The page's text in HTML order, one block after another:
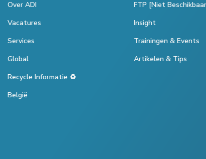
Over ADI
Vacatures
Services
Global
Recycle Informatie ♻️
België
FTP [Niet
Insight
Trainingen & Events
Artikelen & Tips